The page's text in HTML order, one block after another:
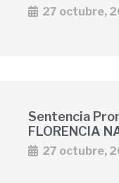
27 octubre,
Sentencia
FLORENCIA
27 octubre,